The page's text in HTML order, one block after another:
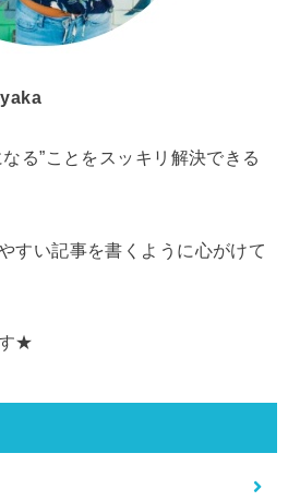
る”ことをスッキリ解決できる
すい記事を書くように心がけて
★